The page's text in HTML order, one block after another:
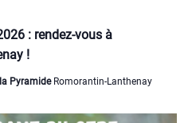
: rendez-vous à
!
Pyramide Romorantin-Lanthenay